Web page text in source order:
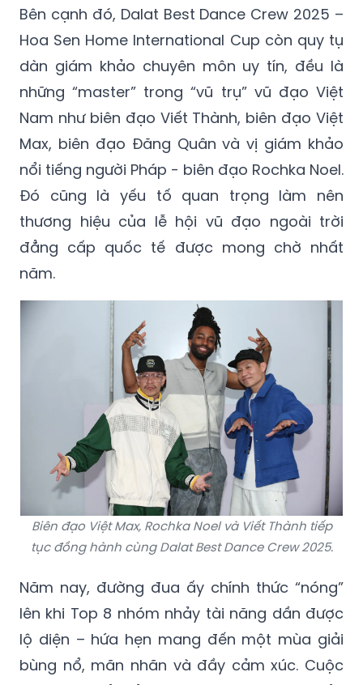
Bên cạnh đó, Dalat Best Dance Crew 2025 –
Hoa Sen Home International Cup còn quy tụ
dàn giám khảo chuyên môn uy tín, đều là
những “master” trong “vũ trụ” vũ đạo Việt
Nam như biên đạo Viết Thành, biên đạo Việt
Max, biên đạo Đăng Quân và vị giám khảo
nổi tiếng người Pháp - biên đạo Rochka Noel.
Đó cũng là yếu tố quan trọng làm nên
thương hiệu của lễ hội vũ đạo ngoài trời
đẳng cấp quốc tế được mong chờ nhất
năm.
Biên đạo Việt Max, Rochka Noel và Viết Thành tiếp
tục đồng hành cùng Dalat Best Dance Crew 2025.
Năm nay, đường đua ấy chính thức “nóng”
lên khi Top 8 nhóm nhảy tài năng dần được
lộ diện – hứa hẹn mang đến một mùa giải
bùng nổ, mãn nhãn và đầy cảm xúc. Cuộc